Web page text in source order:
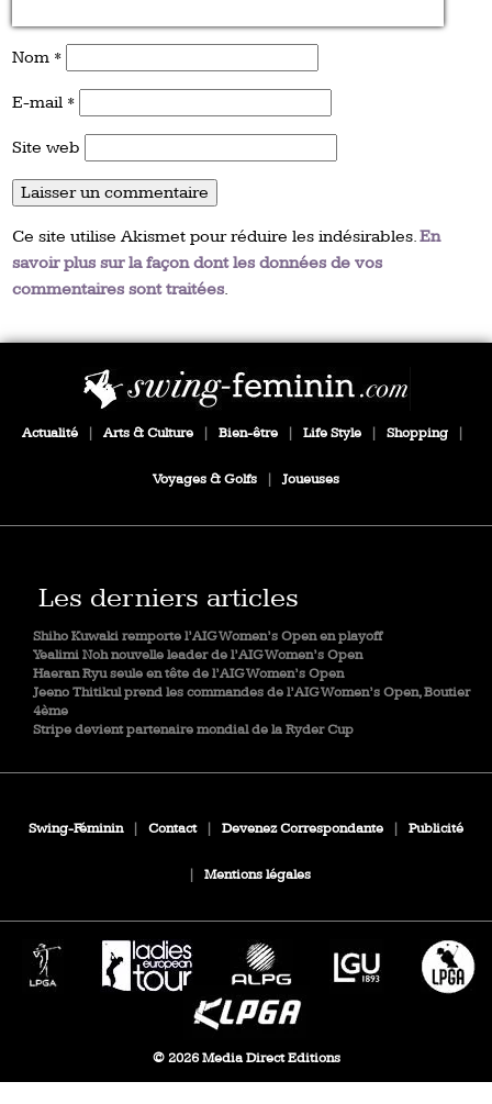
Nom *
E-mail *
Site web
Ce site utilise Akismet pour réduire les indésirables.En
savoir plus sur la façon dont les données de vos
commentaires sont traitées.
Actualité Arts & Culture Bien-être Life Style Shopping
Voyages & Golfs Joueuses
Les derniers articles
Shiho Kuwaki remporte l’AIG Women’s Open en playoff
Yealimi Noh nouvelle leader de l’AIG Women’s Open
Haeran Ryu seule en tête de l’AIG Women’s Open
Jeeno Thitikul prend les commandes de l’AIG Women’s Open, Boutier
4ème
Stripe devient partenaire mondial de la Ryder Cup
Swing-Féminin Contact Devenez Correspondante Publicité
Mentions légales
© 2026 Media Direct Editions